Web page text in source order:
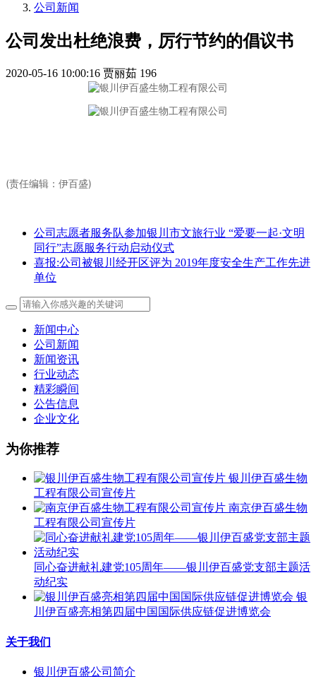
公司新闻
公司发出杜绝浪费，厉行节约的倡议书
2020-05-16 10:00:16 贾丽茹 196
(责任编辑：伊百盛)
公司志愿者服务队参加银川市文旅行业 “爱要一起·文明
同行”志愿服务行动启动仪式
喜报:公司被银川经开区评为 2019年度安全生产工作先进
单位
新闻中心
公司新闻
新闻资讯
行业动态
精彩瞬间
公告信息
企业文化
为你推荐
银川伊百盛生物
工程有限公司宣传片
南京伊百盛生物
工程有限公司宣传片
同心奋进献礼建党105周年——银川伊百盛党支部主题活
动纪实
银
川伊百盛亮相第四届中国国际供应链促进博览会
关于我们
银川伊百盛公司简介